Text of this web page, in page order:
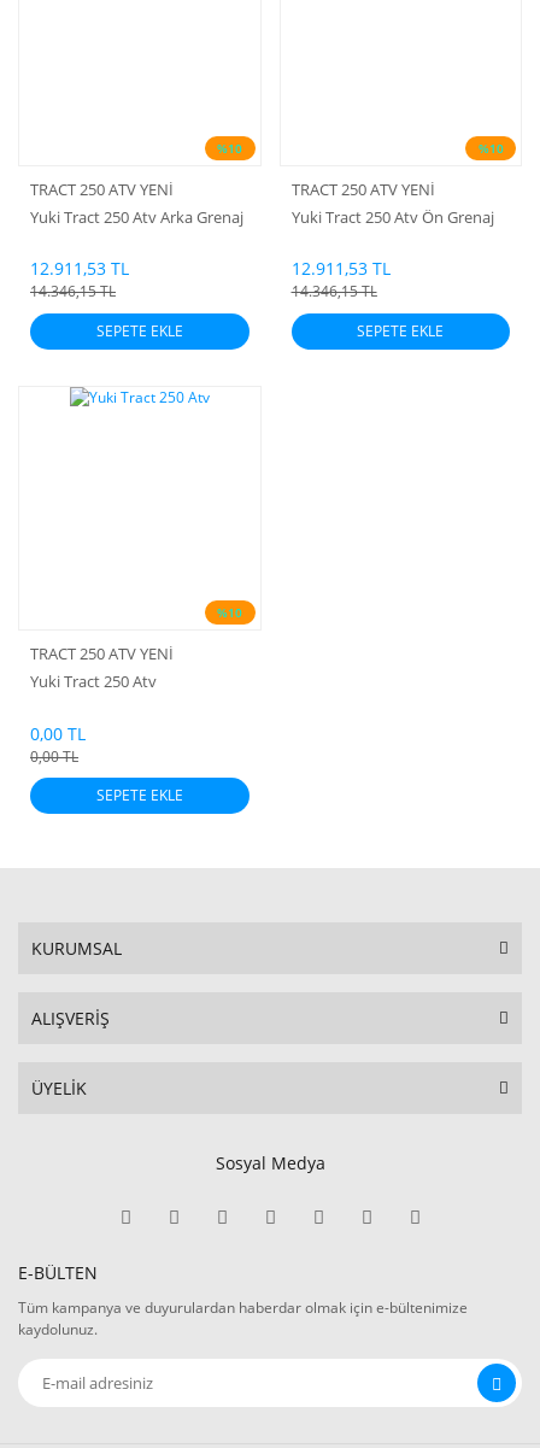
%10
TRACT 250 ATV YENİ
Yuki Tract 250 Atv Arka Grenaj
12.911,53 TL
14.346,15 TL
SEPETE EKLE
%10
TRACT 250 ATV YENİ
Yuki Tract 250 Atv Ön Grenaj
12.911,53 TL
14.346,15 TL
SEPETE EKLE
%10
TRACT 250 ATV YENİ
Yuki Tract 250 Atv
0,00 TL
0,00 TL
SEPETE EKLE
KURUMSAL
ALIŞVERİŞ
ÜYELİK
Sosyal Medya
E-BÜLTEN
Tüm kampanya ve duyurulardan haberdar olmak için e-bültenimize
kaydolunuz.